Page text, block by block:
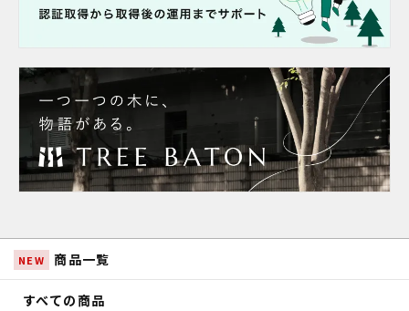
NEW 商品一覧
すべての商品